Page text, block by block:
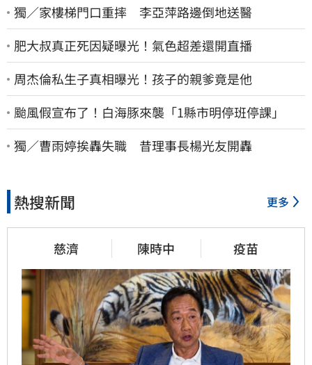
獨／家樓梯門口重摔 李亞萍路邊倒地送醫
肥大叔真正死因疑曝光！氣色超差還開直播
周杰倫私生子真相曝光！孩子的親爹竟是他
颱風假宣布了！白海豚來襲「1縣市明停班停課」
獨／曹雨婷挨轟失職 昔理事長楊光友開轟
熱搜新聞 更多
慈濟 陳時中 疫苗